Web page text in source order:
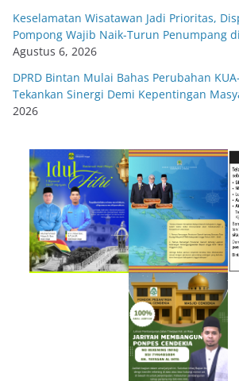
Keselamatan Wisatawan Jadi Prioritas,
Pompong Wajib Naik-Turun Penumpang
Agustus 6, 2026
DPRD Bintan Mulai Bahas Perubahan
Tekankan Sinergi Demi Kepentingan
2026